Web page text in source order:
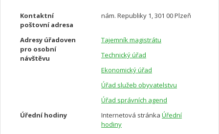
Kontaktní
poštovní adresa
nám. Republiky 1, 301 00 Plzeň
Adresy úřadoven
pro osobní
návštěvu
Tajemník magistrátu
Technický úřad
Ekonomický úřad
Úřad služeb obyvatelstvu
Úřad správních agend
Úřední hodiny
Internetová stránka Úřední
hodiny